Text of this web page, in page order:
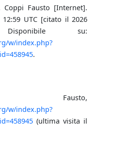
Coppi Fausto [Internet].
UTC [citato il 2026
su:
w/index.php?
.
w/index.php?
(ultima visita il